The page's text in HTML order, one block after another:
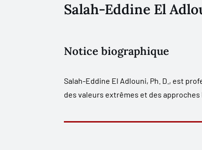
Salah-Eddine El
Notice biographique
Salah-Eddine El Adlouni, Ph. D., est
des valeurs extrêmes et des